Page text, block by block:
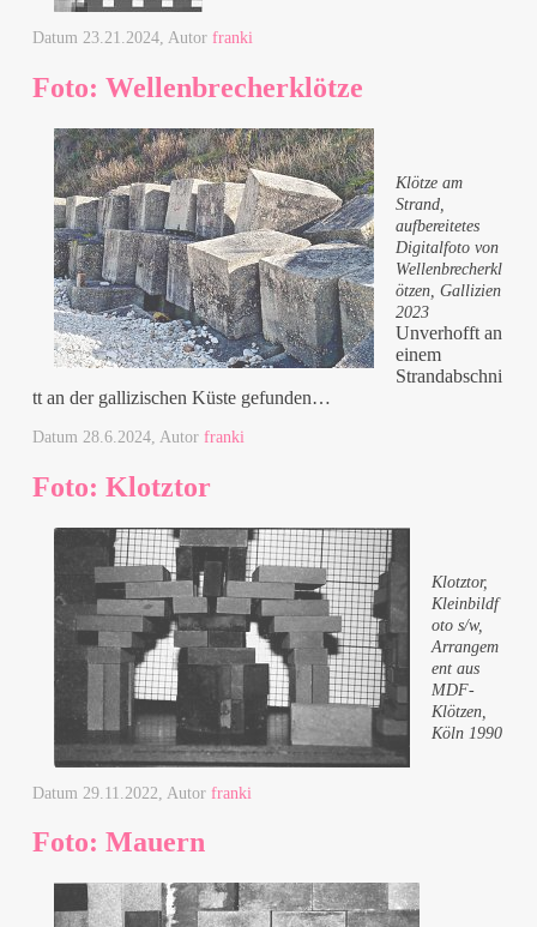
Datum23.21.2024, Autorfranki
Foto: Wellenbrecherklötze
Klötze am
Strand,
aufbereitetes
Digitalfoto von
Wellenbrecherkl
ötzen, Gallizien
2023
Unverhofft an
einem
Strandabschni
tt an der gallizischen Küste gefunden…
Datum28.6.2024, Autorfranki
Foto: Klotztor
Klotztor,
Kleinbildf
oto s/w,
Arrangem
ent aus
MDF-
Klötzen,
Köln 1990
Datum 29.11.2022 , Autorfranki
Foto: Mauern